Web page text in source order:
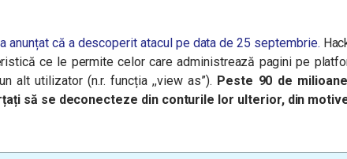
anunțat că a descoperit atacul pe data de 25 septembrie.
ce le permite celor care administrează pagini pe
alt utilizator (n.r. funcția ,,view as”). Peste 90 de
să se deconecteze din conturile lor ulterior, din